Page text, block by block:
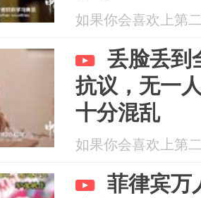
如果你会喜欢上第
丢脸丢到
抗议，无一
十分混乱
如果你会喜欢上第
菲律宾万